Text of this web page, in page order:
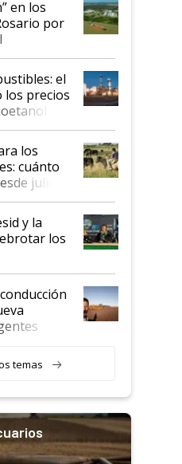
en los
por
las
tras
de los
el
los precios
los
cuánto
julio
y la
los
temas